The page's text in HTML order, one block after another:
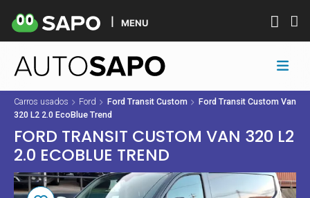
MENU
Carros usados Ford Ford Transit Custom
Ford Transit Custom Van
320 L2 2.0 EcoBlue Trend
FORD TRANSIT CUSTOM VAN 320 L2
2.0 ECOBLUE TREND